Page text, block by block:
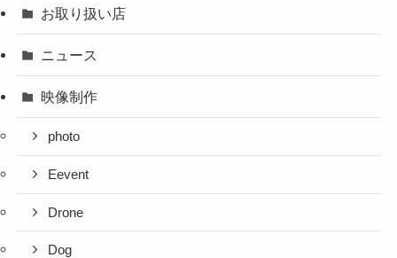
お取り扱い店
ニュース
映像制作
photo
Eevent
Drone
Dog